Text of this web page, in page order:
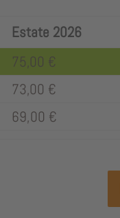
Estate 2026
75,00 €
73,00 €
69,00 €